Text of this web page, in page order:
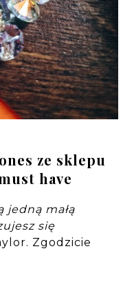
ze sklepu
have
jedną małą
się
Zgodzicie